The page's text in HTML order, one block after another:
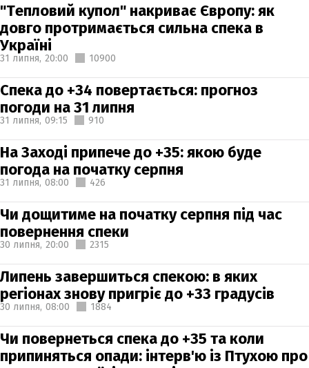
"Тепловий купол" накриває Європу: як
довго протримається сильна спека в
Україні
31 липня, 20:00 10900
Спека до +34 повертається: прогноз
погоди на 31 липня
31 липня, 09:15 910
На Заході припече до +35: якою буде
погода на початку серпня
31 липня, 08:00 426
Чи дощитиме на початку серпня під час
повернення спеки
30 липня, 20:00 2315
Липень завершиться спекою: в яких
регіонах знову пригріє до +33 градусів
30 липня, 08:00 1884
Чи повернеться спека до +35 та коли
припиняться опади: інтерв'ю із Птухою про